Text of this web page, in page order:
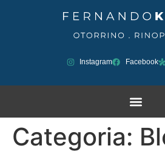
Instagram Facebook
Categoria: